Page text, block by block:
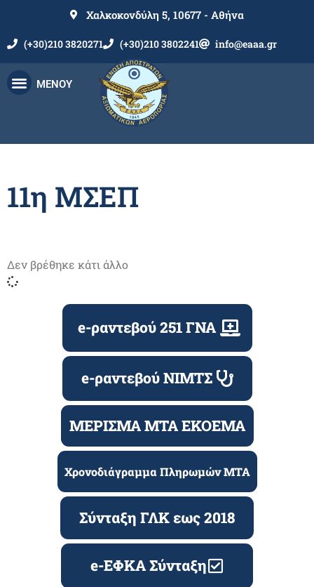
Χαλκοκονδύλη 5, 10677 - Αθήνα
(+30)210 3820271 (+30)210 3802241 info@eaaa.gr
ΜΕΝΟΥ
11η ΜΣΕΠ
Δεν βρέθηκε κάτι άλλο
e-ραντεβού 251 ΓΝΑ
e-ραντεβού ΝΙΜΤΣ
ΜΕΡΙΣΜΑ ΜΤΑ ΕΚΟΕΜΑ
Χρονοδιάγραμμα Πληρωμών ΜΤΑ
Σύνταξη ΓΛΚ εως 2018
e-ΕΦΚΑ Σύνταξη